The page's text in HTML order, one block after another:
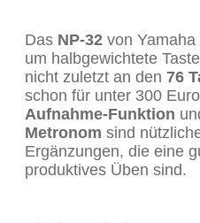
Das NP-32 von
um halbgewichtete
nicht zuletzt an den 76
schon für unter 300
Aufnahme-Funktion
Metronom sind
Ergänzungen, die eine
produktives Üben sind.